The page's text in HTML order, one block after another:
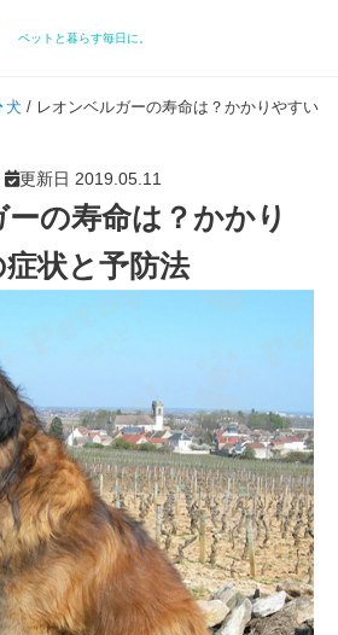
ペットと暮らす毎日に。
犬 / レオンベルガーの寿命は？かかりやすい
更新日 2019.05.11
の寿命は？かかり
状と予防法